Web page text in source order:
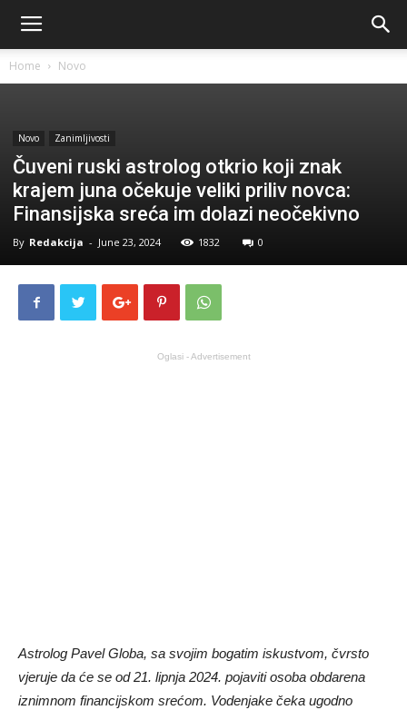
Home Novo
Novo Zanimljivosti
Čuveni ruski astrolog otkrio koji znak
krajem juna očekuje veliki priliv novca:
Finansijska sreća im dolazi neočekivno
By Redakcija - June 23, 2024 1832 0
Oglasi - Advertisement
Astrolog Pavel Globa, sa svojim bogatim iskustvom, čvrsto
vjeruje da će se od 21. lipnja 2024. pojaviti osoba obdarena
iznimnom financijskom srećom. Vodenjake čeka ugodno